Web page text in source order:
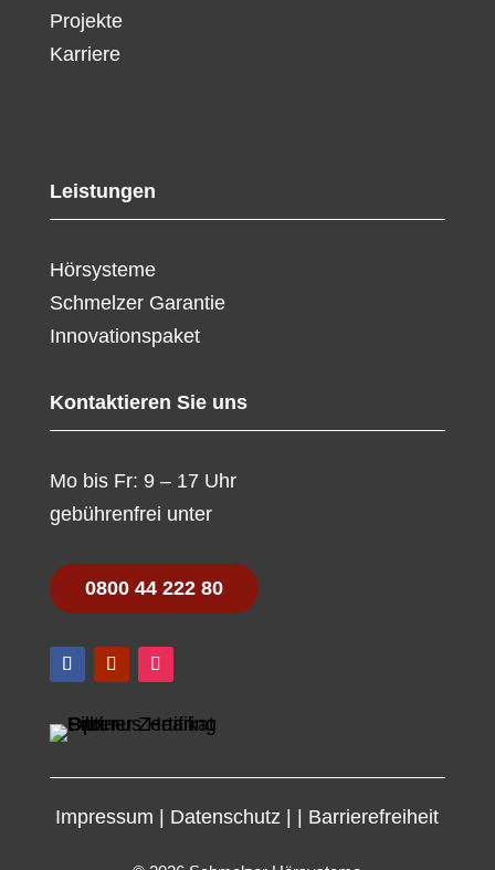
Projekte
Karriere
Leistungen
Hörsysteme
Schmelzer Garantie
Innovationspaket
Kontaktieren Sie uns
Mo bis Fr: 9 – 17 Uhr
gebührenfrei unter
0800 44 222 80
Impressum | Datenschutz | | Barrierefreiheit